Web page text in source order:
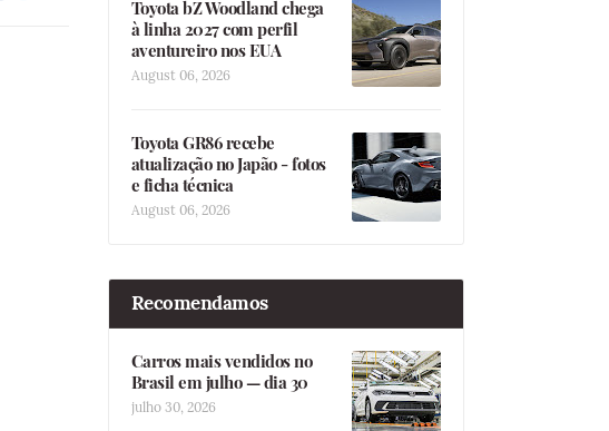
Toyota bZ Woodland chega
à linha 2027 com perfil
aventureiro nos EUA
August 06, 2026
Toyota GR86 recebe
atualização no Japão - fotos
e ficha técnica
August 06, 2026
Recomendamos
Carros mais vendidos no
Brasil em julho — dia 30
julho 30, 2026